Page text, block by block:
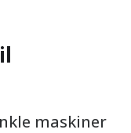
maskiner